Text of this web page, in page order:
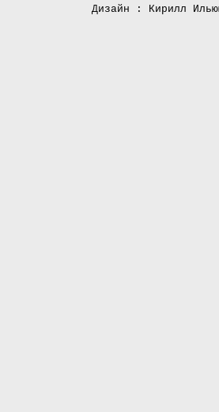
Дизайн : Кирилл